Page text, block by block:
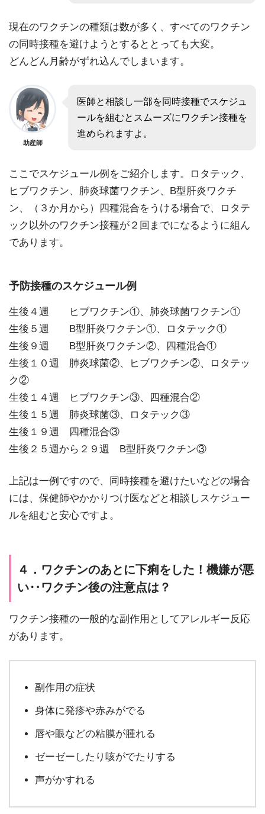
現在のワクチンの種類は数が多く、すべてのワクチン
の同時接種を避けようとするととっても大変。
どんどん月齢がずれ込んでしまいます。
助産師
医師と相談し一部を同時接種でスケジュ
ールを組むとスムーズにワクチン接種を
進められますよ。
ここでスケジュール例をご紹介します。ロタテック、
ヒブワクチン、肺炎球菌ワクチン、B型肝炎ワクチ
ン、（３か月から）四種混合をうける場合で、ロタテ
ック以外のワクチン接種が２回までになるように組ん
であります。
予防接種のスケジュール例
生後４週 ヒブワクチン①、肺炎球菌ワクチン①
生後５週 B型肝炎ワクチン①、ロタテック①
生後９週 B型肝炎ワクチン②、四種混合①
生後１０週 肺炎球菌②、ヒブワクチン②、ロタテッ
ク②
生後１４週 ヒブワクチン③、四種混合②
生後１５週 肺炎球菌③、ロタテック③
生後１９週 四種混合③
生後２５週から２９週 B型肝炎ワクチン③
上記は一例ですので、同時接種を避けたいなどの場合
には、保健師やかかりつけ医などと相談しスケジュー
ルを組むと安心ですよ。
４．ワクチンのあとに下痢をした！機嫌が悪
い‥ワクチン後の注意点は？
ワクチン接種の一般的な副作用としてアレルギー反応
があります。
副作用の症状
身体に発疹や赤みがでる
唇や眼などの粘膜が腫れる
ゼーゼーしたり咳がでたりする
声がかすれる